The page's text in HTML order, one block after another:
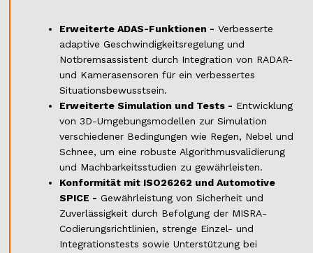
Erweiterte ADAS-Funktionen - Verbesserte
adaptive Geschwindigkeitsregelung und
Notbremsassistent durch Integration von RADAR-
und Kamerasensoren für ein verbessertes
Situationsbewusstsein.
Erweiterte Simulation und Tests - Entwicklung
von 3D-Umgebungsmodellen zur Simulation
verschiedener Bedingungen wie Regen, Nebel und
Schnee, um eine robuste Algorithmusvalidierung
und Machbarkeitsstudien zu gewährleisten.
Konformität mit ISO26262 und Automotive
SPICE - Gewährleistung von Sicherheit und
Zuverlässigkeit durch Befolgung der MISRA-
Codierungsrichtlinien, strenge Einzel- und
Integrationstests sowie Unterstützung bei